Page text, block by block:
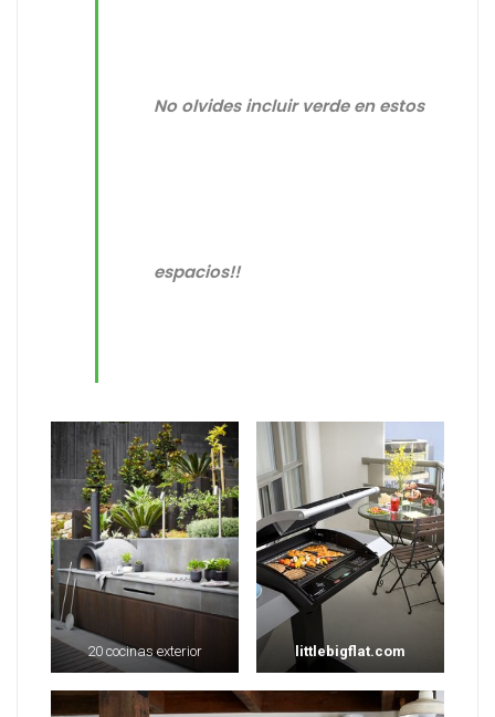
No olvides incluir verde en estos
espacios!!
20 cocinas exterior littlebigflat.com